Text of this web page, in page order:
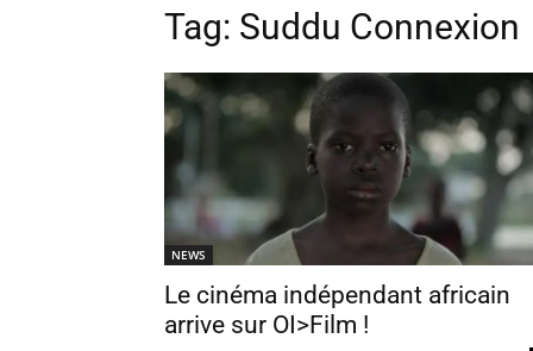
Tag: Suddu Connexion
NEWS
Le cinéma indépendant africain
arrive sur OI>Film !